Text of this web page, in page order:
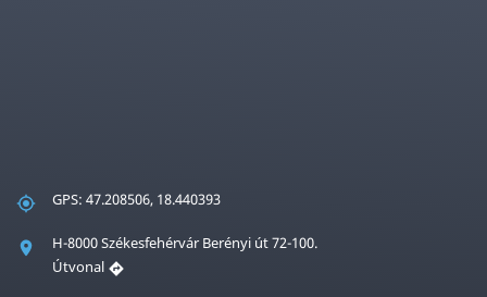
GPS: 47.208506, 18.440393
H-8000 Székesfehérvár Berényi út 72-100.
Útvonal